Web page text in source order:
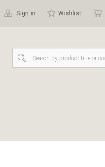
Sign in Wishlist